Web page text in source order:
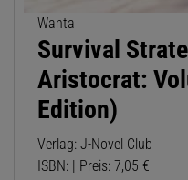
Wanta
Survival
Aristocrat:
Edition)
Verlag: J-Novel Club
ISBN: | Preis: 7,05 €